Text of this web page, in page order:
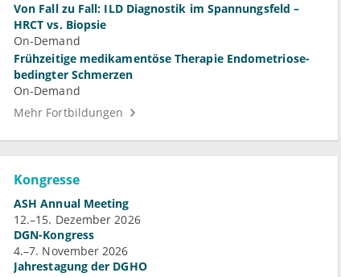
Von Fall zu Fall: ILD Diagnostik im Spannungsfeld –
HRCT vs. Biopsie
On-Demand
Frühzeitige medikamentöse Therapie Endometriose-
bedingter Schmerzen
On-Demand
Mehr Fortbildungen
Kongresse
ASH Annual Meeting
12.–15. Dezember 2026
DGN-Kongress
4.–7. November 2026
Jahrestagung der DGHO